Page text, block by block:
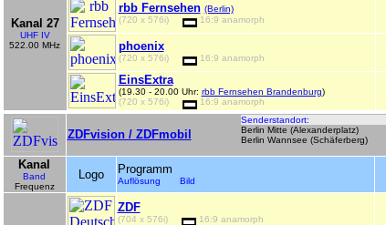
Kanal 27
UHF IV
522.00 MHz
rbb Fernsehen (Berlin)
(720 x 576i) 16:9 anamorph
phoenix
(720 x 576i) 16:9 anamorph
EinsExtra
(19.30 - 20.00 Uhr: rbb Fernsehen Brandenburg)
(720 x 576i) 16:9 anamorph
ZDFvision / ZDFmobil
Senderstandort:
Berlin Mitte (Alexanderplatz)
Berlin Wannsee (Schäferberg)
Kanal
Band
Frequenz
Logo Programm
Auflösung Bild
ZDF
(704 x 576i) 16:9 anamorph